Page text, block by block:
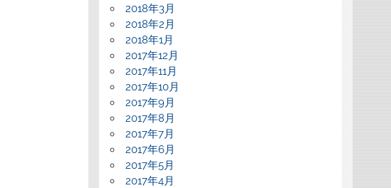
2018年3月
2018年2月
2018年1月
2017年12月
2017年11月
2017年10月
2017年9月
2017年8月
2017年7月
2017年6月
2017年5月
2017年4月